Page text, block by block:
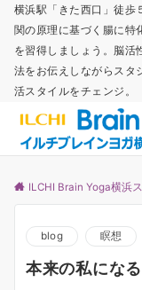
横浜駅「きた西口」徒歩
関の原理に基づく腸に特
を習得しましょう。脳活
法をお伝えしながらスタ
活スタイルをチェンジ。
ILCHI Brain Yoga横浜
blog 瞑想
本来の私にな